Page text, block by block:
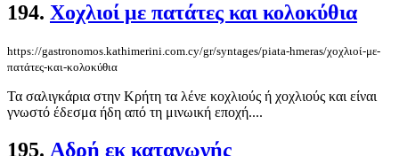
194. Χοχλιοί με πατάτες και κολοκύθια
https://gastronomos.kathimerini.com.cy/gr/syntages/piata-hmeras/χοχλιοί-με-
πατάτες-και-κολοκύθια
Τα σαλιγκάρια στην Κρήτη τα λένε κοχλιούς ή χοχλιούς και είναι
γνωστό έδεσμα ήδη από τη μινωική εποχή....
195. Αδρή εκ καταγωγής